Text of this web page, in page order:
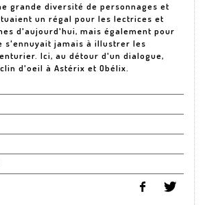
grande diversité de personnages et
un régal pour les lectrices et
d'aujourd'hui, mais également pour
s'ennuyait jamais à illustrer les
Ici, au détour d'un dialogue,
d'oeil à Astérix et Obélix.